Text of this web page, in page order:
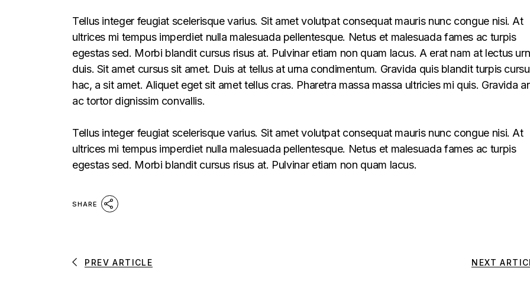
Tellus integer feugiat scelerisque varius. Sit amet volutpat consequat mauris nunc congue nisi. At
ultrices mi tempus imperdiet nulla malesuada pellentesque. Netus et malesuada fames ac turpis
egestas sed. Morbi blandit cursus risus at. Pulvinar etiam non quam lacus. A erat nam at lectus
duis. Sit amet cursus sit amet. Duis at tellus at urna condimentum. Gravida quis blandit turpis
hac, a sit amet. Aliquet eget sit amet tellus cras. Pharetra massa massa ultricies mi quis. Gravida
ac tortor dignissim convallis.
Tellus integer feugiat scelerisque varius. Sit amet volutpat consequat mauris nunc congue nisi. At
ultrices mi tempus imperdiet nulla malesuada pellentesque. Netus et malesuada fames ac turpis
egestas sed. Morbi blandit cursus risus at. Pulvinar etiam non quam lacus.
SHARE
PREV ARTICLE NEXT